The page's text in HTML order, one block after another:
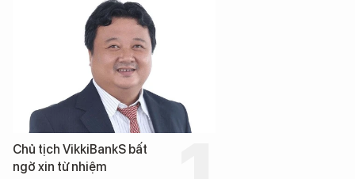
Chủ tịch VikkiBankS bất
ngờ xin từ nhiệm